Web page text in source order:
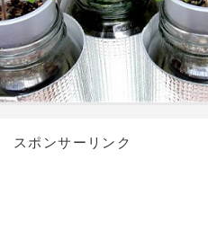
スポンサーリンク